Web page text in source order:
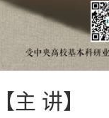
【主 讲】